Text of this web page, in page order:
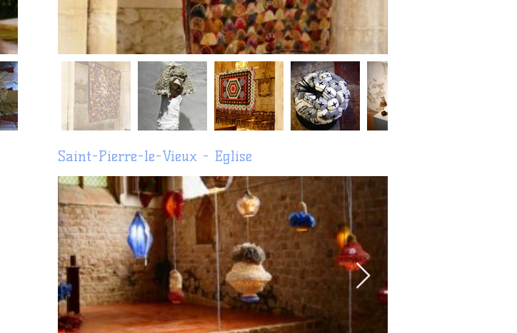
Saint-Pierre-le-Vieux - Eglise